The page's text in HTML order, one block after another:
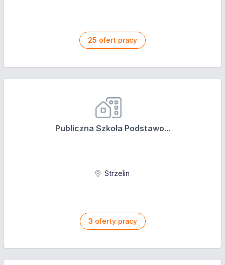
25 ofert pracy
Publiczna Szkoła Podstawo...
Strzelin
3 oferty pracy